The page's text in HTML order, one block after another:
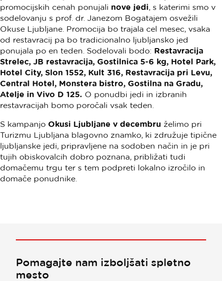
promocijskih cenah ponujali nove jedi, s katerimi smo v
sodelovanju s prof. dr. Janezom Bogatajem osvežili
Okuse Ljubljane. Promocija bo trajala cel mesec, vsaka
od restavracij pa bo tradicionalno ljubljansko jed
ponujala po en teden. Sodelovali bodo: Restavracija
Strelec, JB restavracija, Gostilnica 5-6 kg, Hotel Park,
Hotel City, Slon 1552, Kult 316, Restavracija pri Levu,
Central Hotel, Monstera bistro, Gostilna na Gradu,
Atelje in Vivo D 125. O ponudbi jedi in izbranih
restavracijah bomo poročali vsak teden.
S kampanjo Okusi Ljubljane v decembru želimo pri
Turizmu Ljubljana blagovno znamko, ki združuje tipične
ljubljanske jedi, pripravljene na sodoben način in je pri
tujih obiskovalcih dobro poznana, približati tudi
domačemu trgu ter s tem podpreti lokalno izročilo in
domače ponudnike.
Pomagajte nam izboljšati spletno
mesto